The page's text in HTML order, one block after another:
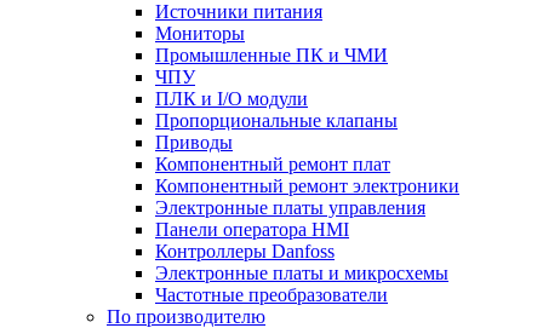
Источники питания
Мониторы
Промышленные ПК и ЧМИ
ЧПУ
ПЛК и I/O модули
Пропорциональные клапаны
Приводы
Компонентный ремонт плат
Компонентный ремонт электроники
Электронные платы управления
Панели оператора HMI
Контроллеры Danfoss
Электронные платы и микросхемы
Частотные преобразователи
По производителю